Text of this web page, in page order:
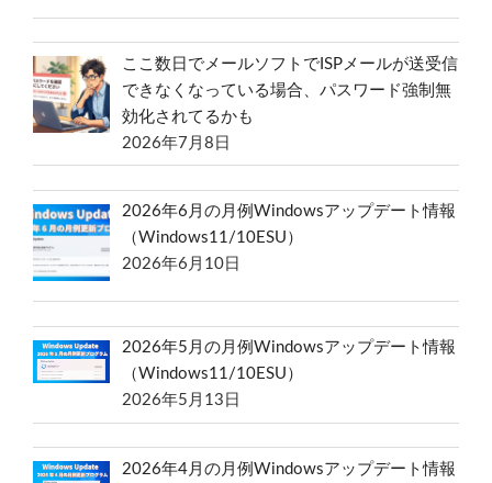
ここ数日でメールソフトでISPメールが送受信
できなくなっている場合、パスワード強制無
効化されてるかも
2026年7月8日
2026年6月の月例Windowsアップデート情報
（Windows11/10ESU）
2026年6月10日
2026年5月の月例Windowsアップデート情報
（Windows11/10ESU）
2026年5月13日
2026年4月の月例Windowsアップデート情報